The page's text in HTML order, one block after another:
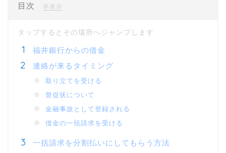
目次 非表示
福井銀行からの借金
連絡が来るタイミング
取り立てを受ける
督促状について
金融事故として登録される
借金の一括請求を受ける
一括請求を分割払いにしてもらう方法